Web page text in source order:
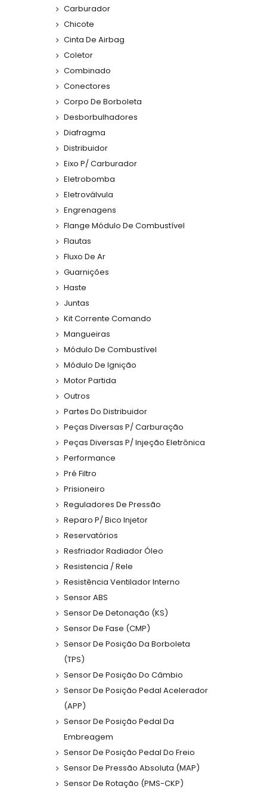
Carburador
Chicote
Cinta De Airbag
Coletor
Combinado
Conectores
Corpo De Borboleta
Desborbulhadores
Diafragma
Distribuidor
Eixo P/ Carburador
Eletrobomba
Eletroválvula
Engrenagens
Flange Módulo De Combustível
Flautas
Fluxo De Ar
Guarnições
Haste
Juntas
Kit Corrente Comando
Mangueiras
Módulo De Combustível
Módulo De Ignição
Motor Partida
Outros
Partes Do Distribuidor
Peças Diversas P/ Carburação
Peças Diversas P/ Injeção Eletrônica
Performance
Pré Filtro
Prisioneiro
Reguladores De Pressão
Reparo P/ Bico Injetor
Reservatórios
Resfriador Radiador Óleo
Resistencia / Rele
Resistência Ventilador Interno
Sensor ABS
Sensor De Detonação (KS)
Sensor De Fase (CMP)
Sensor De Posição Da Borboleta
(TPS)
Sensor De Posição Do Câmbio
Sensor De Posição Pedal Acelerador
(APP)
Sensor De Posição Pedal Da
Embreagem
Sensor De Posição Pedal Do Freio
Sensor De Pressão Absoluta (MAP)
Sensor De Rotação (PMS-CKP)